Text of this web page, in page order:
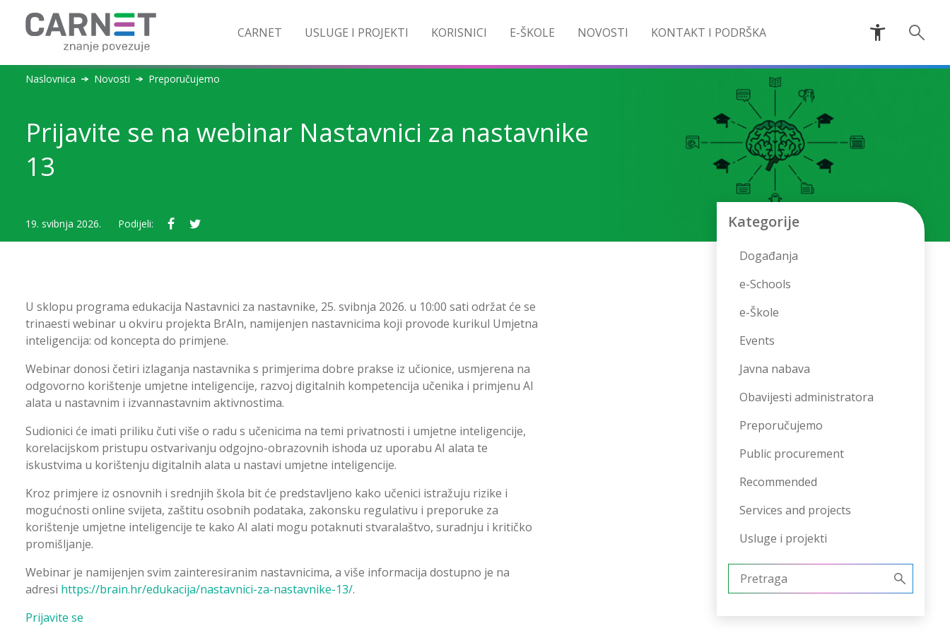
CARNET USLUGE I PROJEKTI KORISNICI E-ŠKOLE NOVOSTI KONTAKT I PODRŠKA
Naslovnica Novosti Preporučujemo
Prijavite se na webinar Nastavnici za nastavnike
13
19. svibnja 2026. Podijeli:
U sklopu programa edukacija Nastavnici za nastavnike, 25. svibnja 2026. u 10:00 sati održat će se
trinaesti webinar u okviru projekta BrAIn, namijenjen nastavnicima koji provode kurikul Umjetna
inteligencija: od koncepta do primjene.
Webinar donosi četiri izlaganja nastavnika s primjerima dobre prakse iz učionice, usmjerena na
odgovorno korištenje umjetne inteligencije, razvoj digitalnih kompetencija učenika i primjenu AI
alata u nastavnim i izvannastavnim aktivnostima.
Sudionici će imati priliku čuti više o radu s učenicima na temi privatnosti i umjetne inteligencije,
korelacijskom pristupu ostvarivanju odgojno-obrazovnih ishoda uz uporabu AI alata te
iskustvima u korištenju digitalnih alata u nastavi umjetne inteligencije.
Kroz primjere iz osnovnih i srednjih škola bit će predstavljeno kako učenici istražuju rizike i
mogućnosti online svijeta, zaštitu osobnih podataka, zakonsku regulativu i preporuke za
korištenje umjetne inteligencije te kako AI alati mogu potaknuti stvaralaštvo, suradnju i kritičko
promišljanje.
Webinar je namijenjen svim zainteresiranim nastavnicima, a više informacija dostupno je na
adresi https://brain.hr/edukacija/nastavnici-za-nastavnike-13/.
Prijavite se
Kategorije
Događanja
e-Schools
e-Škole
Events
Javna nabava
Obavijesti administratora
Preporučujemo
Public procurement
Recommended
Services and projects
Usluge i projekti
Pretraži: